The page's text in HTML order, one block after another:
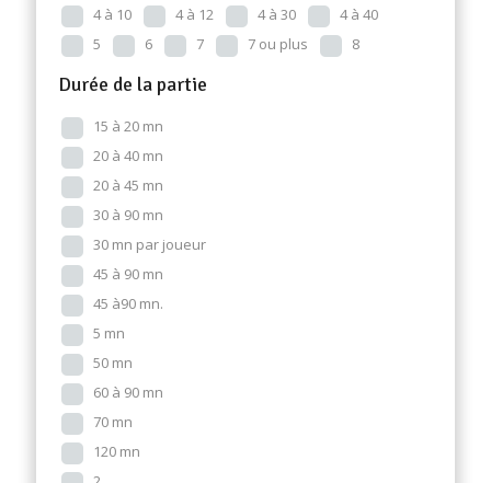
4 à 10
4 à 12 4 à 30
4 à 40
5
6 7 7 ou plus 8
Durée de la partie
15 à 20 mn
20 à 40 mn
20 à 45 mn
30 à 90 mn
30 mn par joueur
45 à 90 mn
45 à90 mn.
5 mn
50 mn
60 à 90 mn
70 mn
120 mn